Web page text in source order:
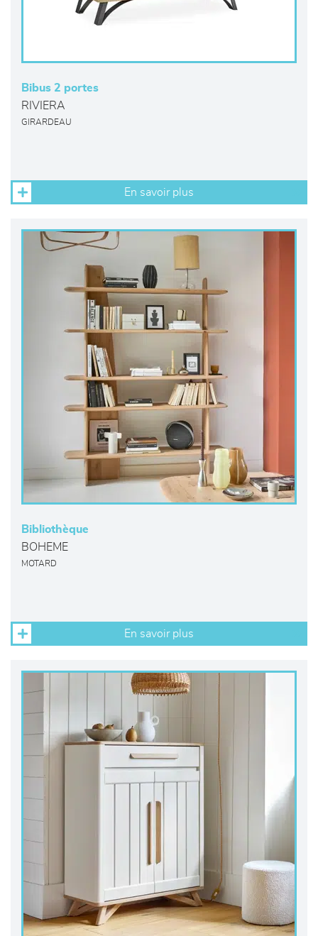
Bibus 2 portes
RIVIERA
GIRARDEAU
En savoir plus
Bibliothèque
BOHEME
MOTARD
En savoir plus